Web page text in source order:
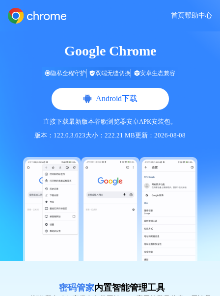
首页帮助中心
Google Chrome
隐私全程守护 双端无缝切换 安卓生态兼容
Android下载
直接下载最新版本谷歌浏览器安卓APK安装包。
版本： 122.0.3.623大小： 222.21 MB更新：2026-08-08
密码管家内置智能管理工具